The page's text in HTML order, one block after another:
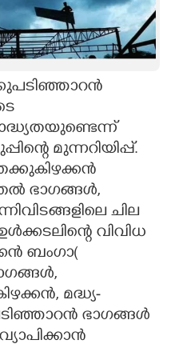
മുന്നറിയിപ്പ്.
ഭാഗങ്ങൾ,​
ചില
വിവിധ
ബംഗാ(
മദ്ധ്യ-
ഭാഗങ്ങൾ